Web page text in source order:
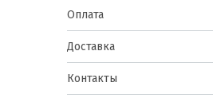
Оплата
Доставка
Контакты